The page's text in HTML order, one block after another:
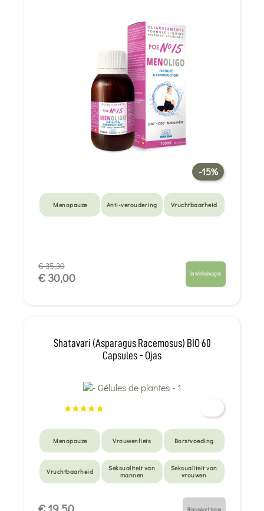
-15%
Menopauze Anti-veroudering Vruchtbaarheid
€ 35,30
€ 30,00 In winkelwagen
Shatavari (Asparagus Racemosus) BIO 60
Capsules - Ojas
Menopauze Vrouwenfiets Borstvoeding
Vruchtbaarheid
Seksualiteit van
mannen
Seksualiteit van
vrouwen
Binnenkort terug